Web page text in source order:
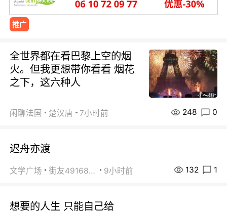
推广
全世界都在看巴黎上空的烟
火。但我更想带你看看 烟花
之下，这六种人
闲聊法国 楚汉唐 7小时前 248 0
迟舟亦渡
文学广场 街友49168527 9小时前 132 1
想要的人生 只能自己给